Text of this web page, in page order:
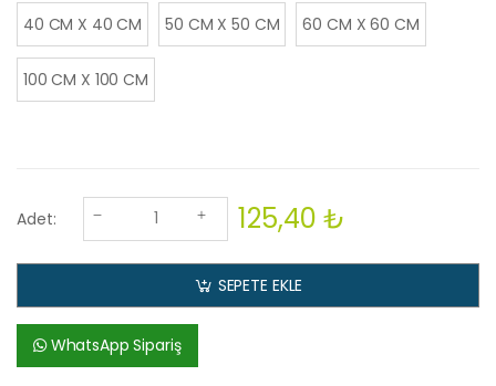
40 CM X 40 CM
50 CM X 50 CM 60 CM X 60 CM
100 CM X 100 CM
Adet: 125,40 ₺
SEPETE EKLE
WhatsApp Sipariş